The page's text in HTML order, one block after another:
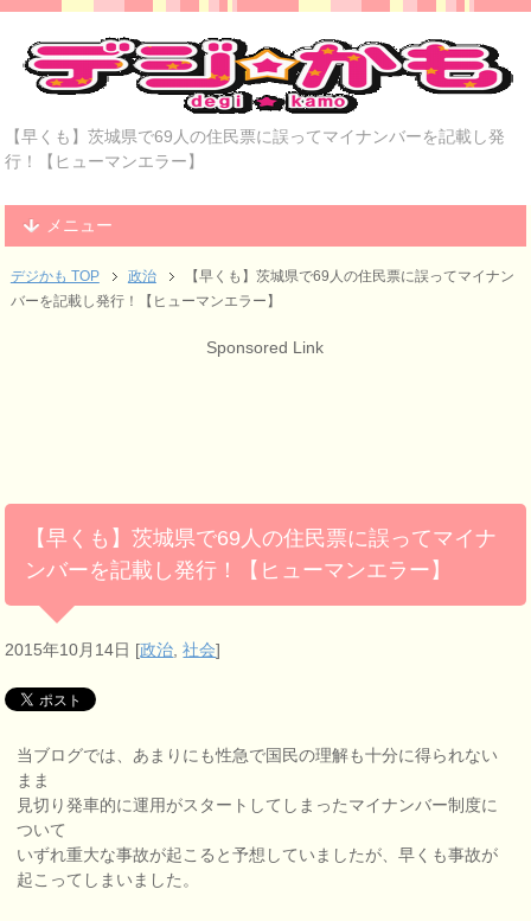
【早くも】茨城県で69人の住民票に誤ってマイナンバーを記載し発
行！【ヒューマンエラー】
メニュー
デジかも TOP 政治
【早くも】茨城県で69人の住民票に誤ってマイナン
バーを記載し発行！【ヒューマンエラー】
Sponsored Link
【早くも】茨城県で69人の住民票に誤ってマイナ
ンバーを記載し発行！【ヒューマンエラー】
2015年10月14日 [政治 ,社会]
当ブログでは、あまりにも性急で国民の理解も十分に得られない
まま
見切り発車的に運用がスタートしてしまったマイナンバー制度に
ついて
いずれ重大な事故が起こると予想していましたが、早くも事故が
起こってしまいました。